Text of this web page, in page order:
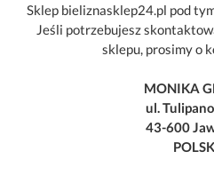
Sklep bieliznasklep24.pl pod
Jeśli potrzebujesz
sklepu, prosimy o
MONIKA
ul.
43-600